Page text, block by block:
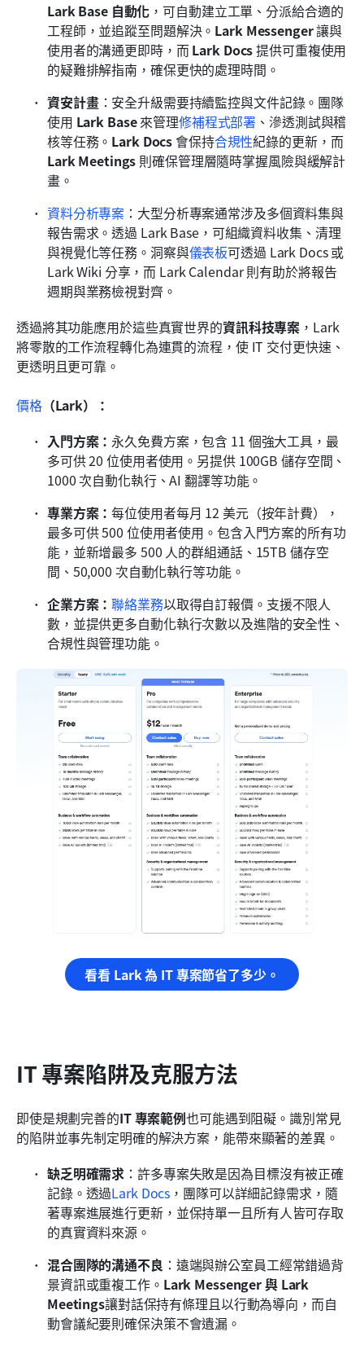
Lark Base 自動化 ，可自動建立工單、分派給合適的
工程師，並追蹤至問題解決。 Lark Messenger 讓與
使用者的溝通更即時，而 Lark Docs 提供可重複使用
的疑難排解指南，確保更快的處理時間。
資安計畫：安全升級需要持續監控與文件記錄。團隊
使用 Lark Base 來管理修補程式部署 、滲透測試與稽
核等任務。 Lark Docs 會保持合規性
紀錄的更新，而
Lark Meetings 則確保管理層隨時掌握風險與緩解計
畫。
資料分析專案 ：大型分析專案通常涉及多個資料集與
報告需求。透過 Lark Base，可組織資料收集、清理
與視覺化等任務。洞察與儀表板可透過 Lark Docs 或
Lark Wiki 分享，而 Lark Calendar 則有助於將報告
週期與業務檢視對齊。
透過將其功能應用於這些真實世界的資訊科技專案 ，Lark
將零散的工作流程轉化為連貫的流程，使 IT 交付更快速、
更透明且更可靠。
價格（Lark）：
入門方案： 永久免費方案，包含 11 個強大工具，最
多可供 20 位使用者使用。另提供 100GB 儲存空間、
1000 次自動化執行、AI 翻譯等功能。
專業方案：每位使用者每月 12 美元（按年計費），
最多可供 500 位使用者使用。包含入門方案的所有功
能，並新增最多 500 人的群組通話、15TB 儲存空
間、50,000 次自動化執行等功能。
企業方案：聯絡業務以取得自訂報價。支援不限人
數，並提供更多自動化執行次數以及進階的安全性、
合規性與管理功能。
看看 Lark 為 IT 專案節省了多少。
IT 專案陷阱及克服方法
即使是規劃完善的IT 專案範例也可能遇到阻礙。識別常見
的陷阱並事先制定明確的解決方案，能帶來顯著的差異。
缺乏明確需求 ：許多專案失敗是因為目標沒有被正確
記錄。透過Lark Docs ，團隊可以詳細記錄需求，隨
著專案進展進行更新，並保持單一且所有人皆可存取
的真實資料來源。
混合團隊的溝通不良 ：遠端與辦公室員工經常錯過背
景資訊或重複工作。 Lark Messenger 與 Lark
Meetings讓對話保持有條理且以行動為導向，而自
動會議紀要則確保決策不會遺漏。